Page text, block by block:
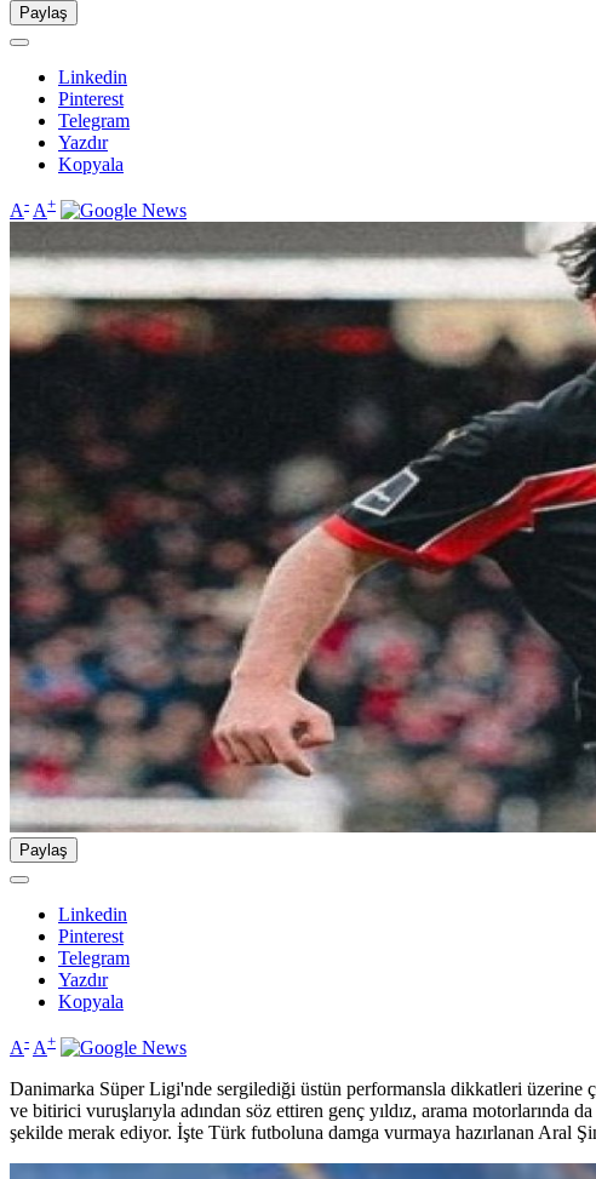
Paylaş
Linkedin
Pinterest
Telegram
Yazdır
Kopyala
A- A+
Paylaş
Linkedin
Pinterest
Telegram
Yazdır
Kopyala
A- A+
Danimarka Süper Ligi'nde sergilediği üstün performansla dikkatleri
ve bitirici vuruşlarıyla adından söz ettiren genç yıldız, arama motorlarında
şekilde merak ediyor. İşte Türk futboluna damga vurmaya hazırlanan Aral